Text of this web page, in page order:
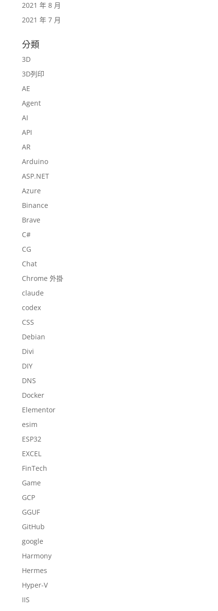
2021 年 8 月
2021 年 7 月
分類
3D
3D列印
AE
Agent
AI
API
AR
Arduino
ASP.NET
Azure
Binance
Brave
C#
CG
Chat
Chrome 外掛
claude
codex
CSS
Debian
Divi
DIY
DNS
Docker
Elementor
esim
ESP32
EXCEL
FinTech
Game
GCP
GGUF
GitHub
google
Harmony
Hermes
Hyper-V
IIS